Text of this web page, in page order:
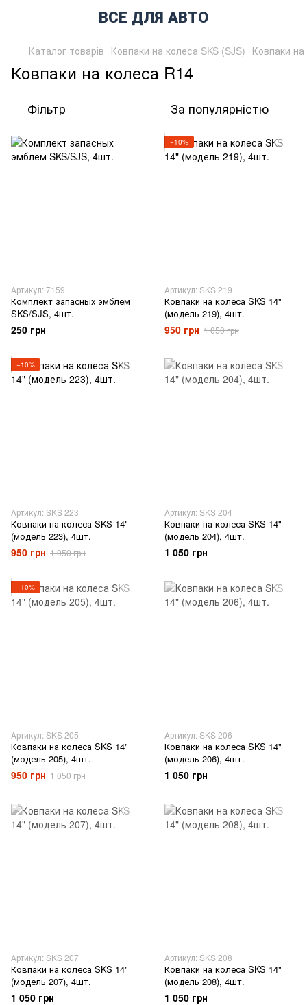
ВСЕ ДЛЯ АВТО
Каталог товарів Ковпаки на колеса SKS (SJS) Ковпаки
Ковпаки на колеса R14
Фільтр За популярністю
Артикул: 7159
Комплект запасных эмблем
SKS/SJS, 4шт.
250 грн
−10%
Артикул: SKS 219
Ковпаки на колеса SKS 14"
(модель 219), 4шт.
950 грн 1 050 грн
−10%
Артикул: SKS 223
Ковпаки на колеса SKS 14"
(модель 223), 4шт.
950 грн 1 050 грн
Артикул: SKS 204
Ковпаки на колеса SKS 14"
(модель 204), 4шт.
1 050 грн
−10%
Артикул: SKS 205
Ковпаки на колеса SKS 14"
(модель 205), 4шт.
950 грн 1 050 грн
Артикул: SKS 206
Ковпаки на колеса SKS 14"
(модель 206), 4шт.
1 050 грн
Артикул: SKS 207
Ковпаки на колеса SKS 14"
(модель 207), 4шт.
1 050 грн
Артикул: SKS 208
Ковпаки на колеса SKS 14"
(модель 208), 4шт.
1 050 грн